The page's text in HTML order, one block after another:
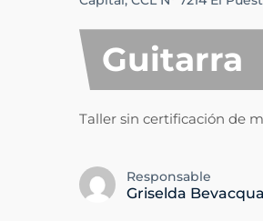
Guitarra
Taller sin certificación de
Responsable
Griselda Bevacqua